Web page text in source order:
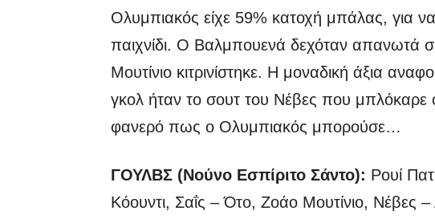
Ολυμπιακός είχε 59% κατοχή μπάλας, για
παιχνίδι. Ο Βαλμπουενά δεχόταν απανωτά
Μουτίνιο κιτρινίστηκε. Η μοναδική άξια
γκολ ήταν το σουτ του Νέβες που μπλόκαρε
φανερό πως ο Ολυμπιακός μπορούσε…
ΓΟΥΛΒΣ (Νούνο Εσπίριτο Σάντο): Ρουί
Κόουντι, Σαΐς – Ότο, Ζοάο Μουτίνιο, Νέβες